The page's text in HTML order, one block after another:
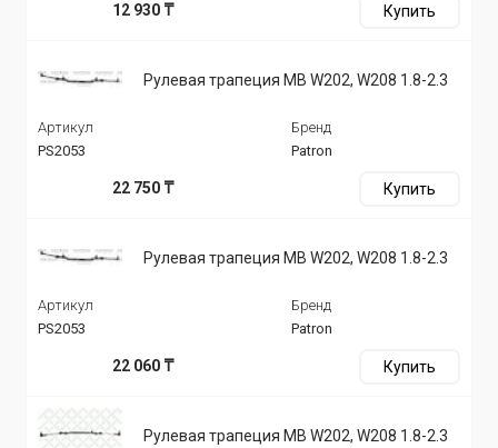
12 930 ₸ Купить
Рулевая трапеция MB W202, W208 1.8-2.3
Артикул
PS2053
Бренд
Patron
22 750 ₸ Купить
Рулевая трапеция MB W202, W208 1.8-2.3
Артикул
PS2053
Бренд
Patron
22 060 ₸ Купить
Рулевая трапеция MB W202, W208 1.8-2.3